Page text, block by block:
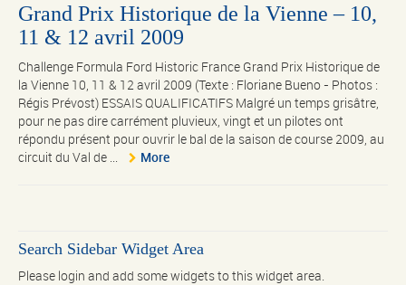
Grand Prix Historique de la Vienne – 10,
11 & 12 avril 2009
Challenge Formula Ford Historic France Grand Prix Historique de
la Vienne 10, 11 & 12 avril 2009 (Texte : Floriane Bueno - Photos :
Régis Prévost) ESSAIS QUALIFICATIFS Malgré un temps grisâtre,
pour ne pas dire carrément pluvieux, vingt et un pilotes ont
répondu présent pour ouvrir le bal de la saison de course 2009, au
circuit du Val de ...
More
Search Sidebar Widget Area
Please login and add some widgets to this widget area.